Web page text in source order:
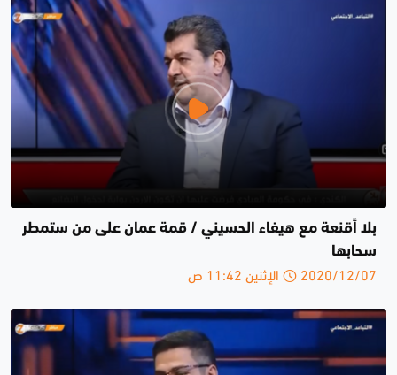
بلا أقنعة مع هيفاء الحسيني / قمة عمان على من ستمطر
سحابها
2020/12/07 الإثنين 11:42 ص